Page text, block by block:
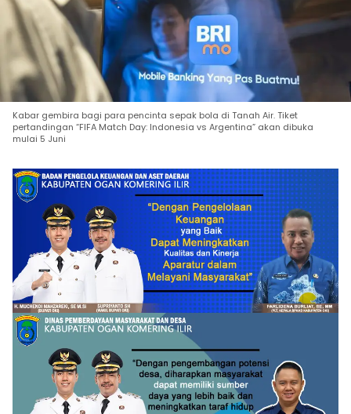
Kabar gembira bagi para pencinta sepak bola di Tanah Air. Tiket
pertandingan “FIFA Match Day: Indonesia vs Argentina” akan dibuka
mulai 5 Juni